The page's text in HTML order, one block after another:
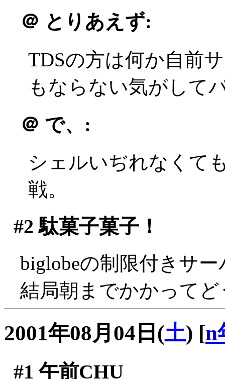
＠ とりあえず:
TDSの方は何か自前
もならない気がして
＠ で、:
シェルいぢれなくて
戦。
#2 駄菓子菓子！
biglobeの制限付きサ
結局朝までかかって
2001年08月04日(土) [n
#1 午前CHU